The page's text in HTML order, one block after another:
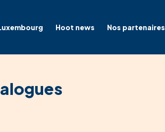
Hoot news Nos partenaires